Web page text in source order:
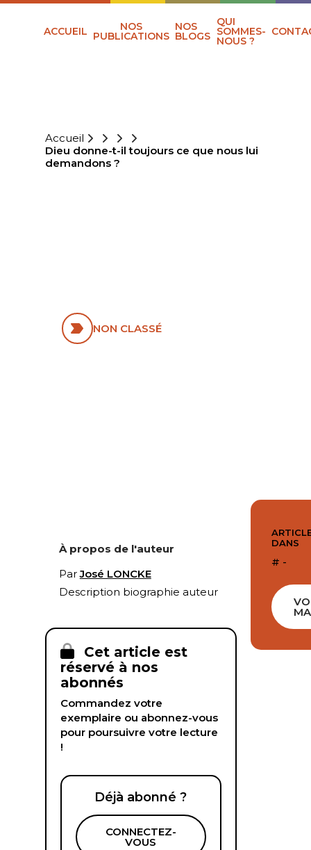
ACCUEIL NOS
PUBLICATIONS
NOS
BLOGS
QUI
SOMMES-
NOUS ?
Accueil
Dieu donne-t-il toujours ce que nous lui
demandons ?
NON CLASSÉ
À propos de l'auteur
ParJosé LONCKE
Description biographie auteur
Cet article est
réservé à nos
abonnés
Commandez votre
exemplaire ou abonnez-vous
pour poursuivre votre lecture
!
Déjà abonné ?
CONNECTEZ-
VOUS
DANS
# -